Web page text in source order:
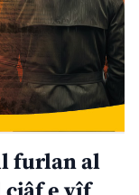
furlan al